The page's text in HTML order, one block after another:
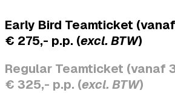
Early Bird Teamticket
€ 275,- p.p. (excl. BTW)
Regular Teamticket (vanaf
€ 325,- p.p. (excl. BTW)